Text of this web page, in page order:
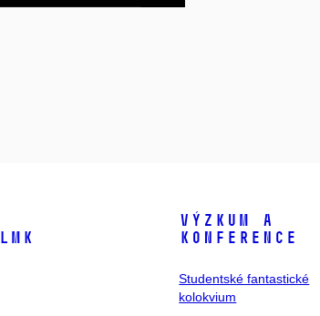
LMK
Výzkum a
konference
Studentské fantastické
kolokvium